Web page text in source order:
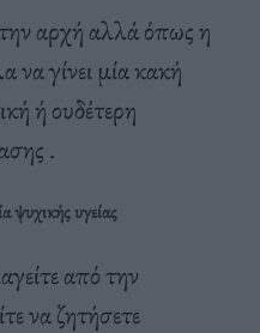
αρχή αλλά όπως η
να γίνει μία κακή
ή ουδέτερη
.
ψυχικής υγείας
από την
να ζητήσετε